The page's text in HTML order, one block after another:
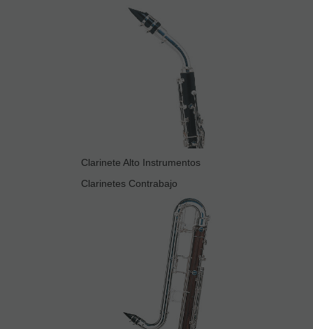
Clarinete Alto Instrumentos
Clarinetes Contrabajo